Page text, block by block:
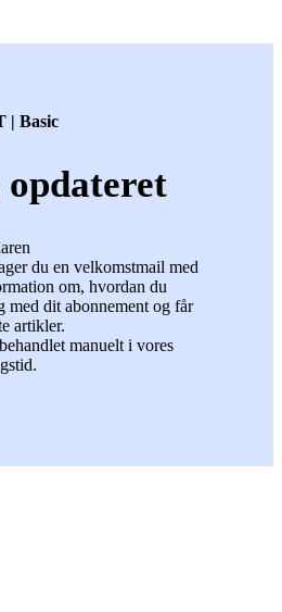
| Basic
du en velkomstmail med
om, hvordan du
med dit abonnement og får
artikler.
manuelt i vores